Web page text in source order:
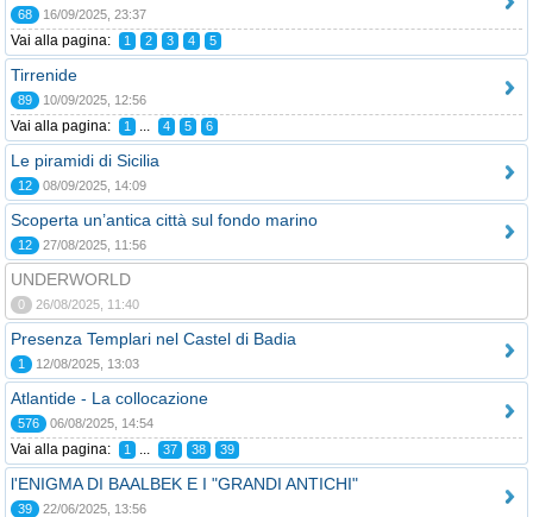
68 16/09/2025, 23:37
Vai alla pagina: 1 2 3 4 5
Tirrenide
89 10/09/2025, 12:56
Vai alla pagina: 1 ... 4 5 6
Le piramidi di Sicilia
12 08/09/2025, 14:09
Scoperta un’antica città sul fondo marino
12 27/08/2025, 11:56
UNDERWORLD
0 26/08/2025, 11:40
Presenza Templari nel Castel di Badia
1 12/08/2025, 13:03
Atlantide - La collocazione
576 06/08/2025, 14:54
Vai alla pagina: 1 ... 37 38 39
l'ENIGMA DI BAALBEK E I "GRANDI ANTICHI"
39 22/06/2025, 13:56